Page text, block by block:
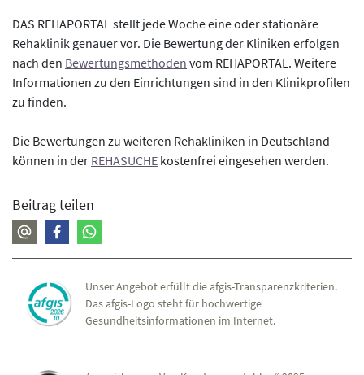
DAS REHAPORTAL stellt jede Woche eine oder stationäre
Rehaklinik genauer vor. Die Bewertung der Kliniken erfolgen
nach den Bewertungsmethoden vom REHAPORTAL. Weitere
Informationen zu den Einrichtungen sind in den Klinikprofilen
zu finden.
Die Bewertungen zu weiteren Rehakliniken in Deutschland
können in der REHASUCHE kostenfrei eingesehen werden.
Beitrag teilen
Unser Angebot erfüllt die afgis-Transparenzkriterien.
Das afgis-Logo steht für hochwertige
Gesundheitsinformationen im Internet.